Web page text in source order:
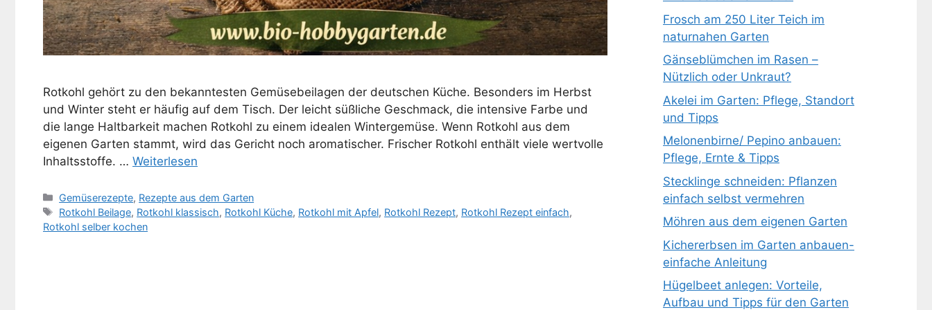
Rotkohl gehört zu den bekanntesten Gemüsebeilagen der deutschen Küche. Besonders im Herbst
und Winter steht er häufig auf dem Tisch. Der leicht süßliche Geschmack, die intensive Farbe und
die lange Haltbarkeit machen Rotkohl zu einem idealen Wintergemüse. Wenn Rotkohl aus dem
eigenen Garten stammt, wird das Gericht noch aromatischer. Frischer Rotkohl enthält viele wertvolle
Inhaltsstoffe. … Weiterlesen
Kategorien
Gemüserezepte, Rezepte aus dem Garten
Schlagwörter
Rotkohl Beilage, Rotkohl klassisch, Rotkohl Küche, Rotkohl mit Apfel, Rotkohl Rezept, Rotkohl Rezept einfach,
Rotkohl selber kochen
Frosch am 250 Liter Teich im
naturnahen Garten
Gänseblümchen im Rasen –
Nützlich oder Unkraut?
Akelei im Garten: Pflege, Standort
und Tipps
Melonenbirne/ Pepino anbauen:
Pflege, Ernte & Tipps
Stecklinge schneiden: Pflanzen
einfach selbst vermehren
Möhren aus dem eigenen Garten
Kichererbsen im Garten anbauen-
einfache Anleitung
Hügelbeet anlegen: Vorteile,
Aufbau und Tipps für den Garten